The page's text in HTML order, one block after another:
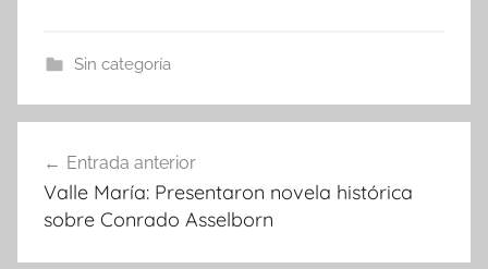
Sin categoría
de
entradas
Entrada anterior
Valle María: Presentaron novela histórica
sobre Conrado Asselborn